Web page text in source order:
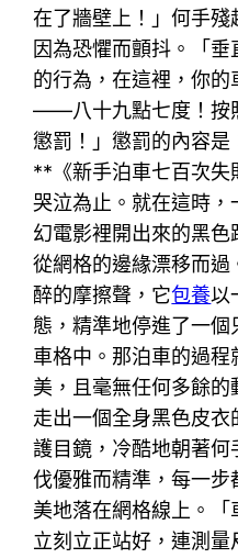
在了牆壁上！」何手
因為恐懼而顫抖。「
的行為，在這裡，你
——八十九點七度！按
懲罰！」懲罰的內容
**《新手泊車七百次失
哭泣為止。就在這時，
幻電影裡開出來的黑色
從網格的邊緣漂移而
醉的摩擦聲，它包養以
態，精準地停進了一
車格中。那泊車的過
美，且毫無任何多餘
走出一個全身黑色皮
護目鏡，冷酷地朝著
伐優雅而精準，每一
美地落在網格線上。
立刻立正站好，連測